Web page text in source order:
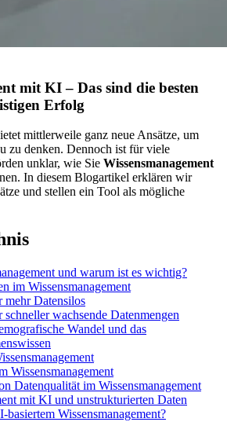
mit KI – Das sind die besten
Erfolg
mittlerweile ganz neue Ansätze, um
zu denken. Dennoch ist für viele
unklar, wie Sie Wissensmanagement
In diesem Blogartikel erklären wir
und stellen ein Tool als mögliche
und warum ist es wichtig?
im Wissensmanagement
Datensilos
wachsende Datenmengen
Wandel und das
Wissensmanagement
Datenqualität im Wissensmanagement
mit KI und unstrukturierten Daten
Wissensmanagement?